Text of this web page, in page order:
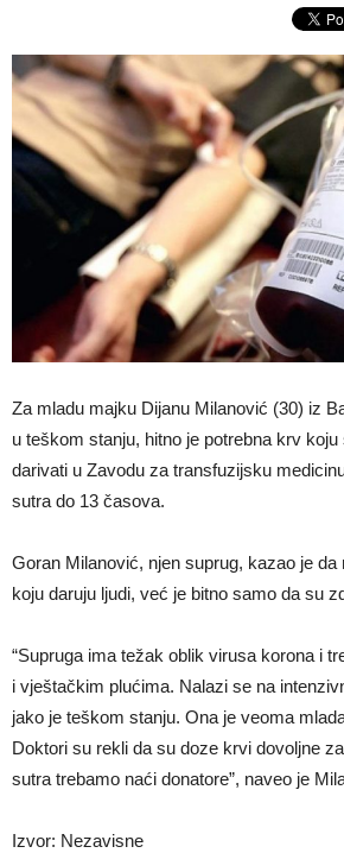
Za mladu majku Dijanu Milanović (30) iz
u teškom stanju, hitno je potrebna krv
darivati u Zavodu za transfuzijsku
sutra do 13 časova.
Goran Milanović, njen suprug, kazao je da
koju daruju ljudi, već je bitno samo da su
“Supruga ima težak oblik virusa korona i
i vještačkim plućima. Nalazi se na
jako je teškom stanju. Ona je veoma
Doktori su rekli da su doze krvi dovoljne
sutra trebamo naći donatore”, naveo je
Izvor: Nezavisne